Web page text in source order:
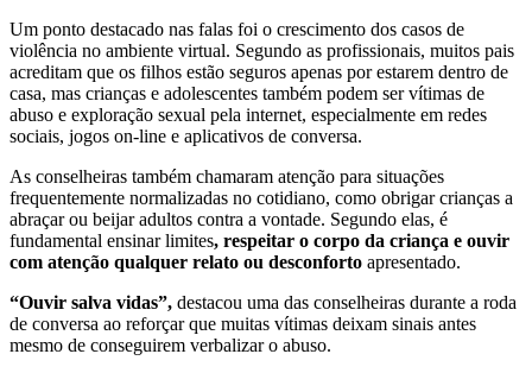
Um ponto destacado nas falas foi o crescimento dos casos de
violência no ambiente virtual. Segundo as profissionais, muitos pais
acreditam que os filhos estão seguros apenas por estarem dentro de
casa, mas crianças e adolescentes também podem ser vítimas de
abuso e exploração sexual pela internet, especialmente em redes
sociais, jogos on-line e aplicativos de conversa.
As conselheiras também chamaram atenção para situações
frequentemente normalizadas no cotidiano, como obrigar crianças a
abraçar ou beijar adultos contra a vontade. Segundo elas, é
fundamental ensinar limites, respeitar o corpo da criança e ouvir
com atenção qualquer relato ou desconforto apresentado.
“Ouvir salva vidas”, destacou uma das conselheiras durante a roda
de conversa ao reforçar que muitas vítimas deixam sinais antes
mesmo de conseguirem verbalizar o abuso.